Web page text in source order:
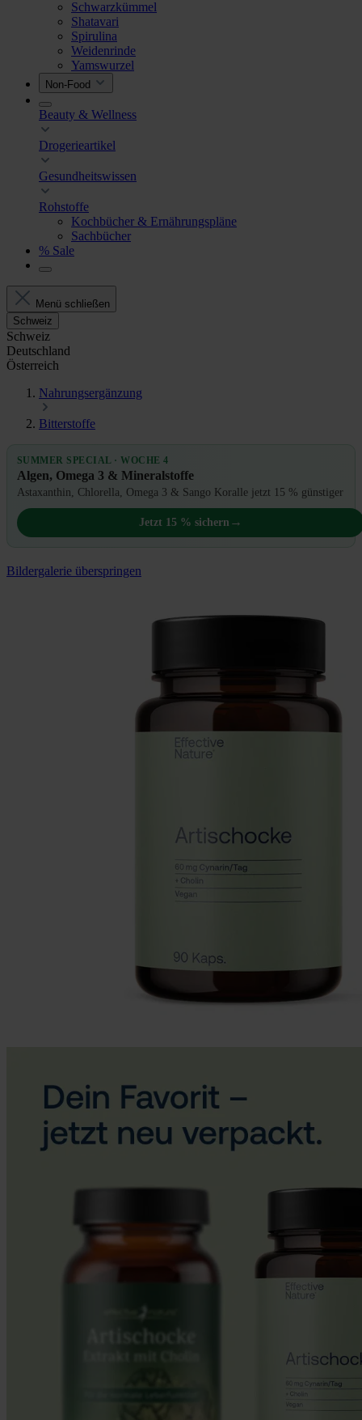
Schwarzkümmel
Shatavari
Spirulina
Weidenrinde
Yamswurzel
Non-Food
Beauty & Wellness
Drogerieartikel
Gesundheitswissen
Rohstoffe
Kochbücher & Ernährungspläne
Sachbücher
% Sale
Menü schließen
Schweiz
Schweiz
Deutschland
Österreich
Nahrungsergänzung
Bitterstoffe
SUMMER SPECIAL · WOCHE 4
Algen, Omega 3 & Mineralstoffe
Astaxanthin, Chlorella, Omega 3 & Sango Koralle jetzt 15 % günstiger
Jetzt 15 % sichern →
Bildergalerie überspringen